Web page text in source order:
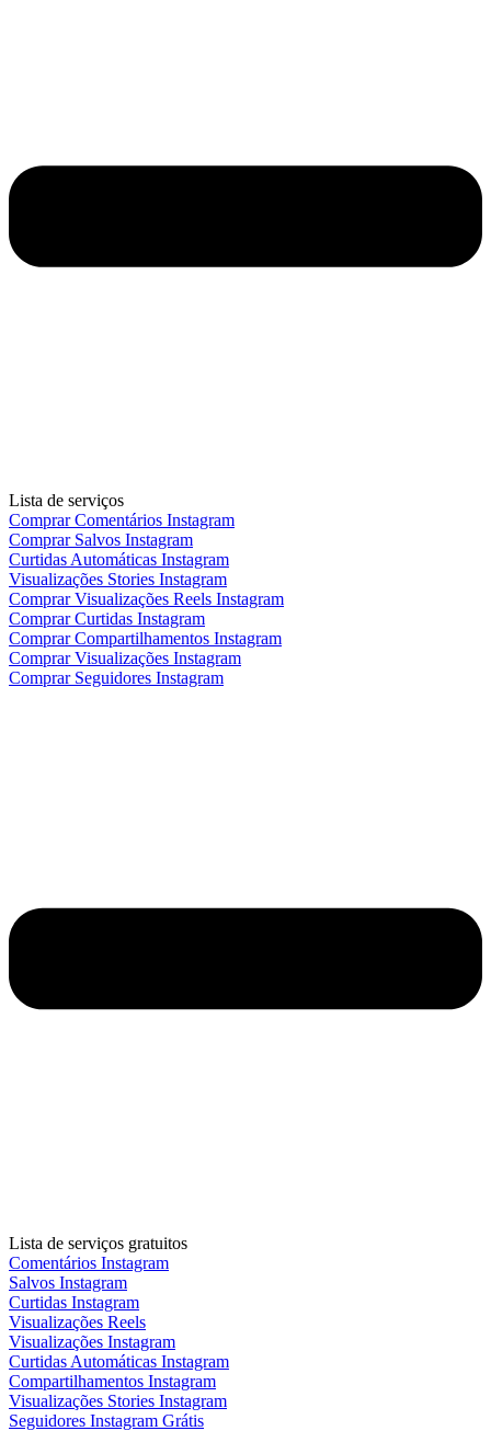
Lista de serviços
Comprar Comentários Instagram
Comprar Salvos Instagram
Curtidas Automáticas Instagram
Visualizações Stories Instagram
Comprar Visualizações Reels Instagram
Comprar Curtidas Instagram
Comprar Compartilhamentos Instagram
Comprar Visualizações Instagram
Comprar Seguidores Instagram
Lista de serviços gratuitos
Comentários Instagram
Salvos Instagram
Curtidas Instagram
Visualizações Reels
Visualizações Instagram
Curtidas Automáticas Instagram
Compartilhamentos Instagram
Visualizações Stories Instagram
Seguidores Instagram Grátis